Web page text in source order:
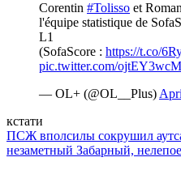
Corentin #Tolisso et Roman
l'équipe statistique de
L1
(SofaScore : https://t.co/
pic.twitter.com/
— OL+ (@OL__Plus)
кстати
ПСЖ вполсилы сокрушил
незаметный Забарный,